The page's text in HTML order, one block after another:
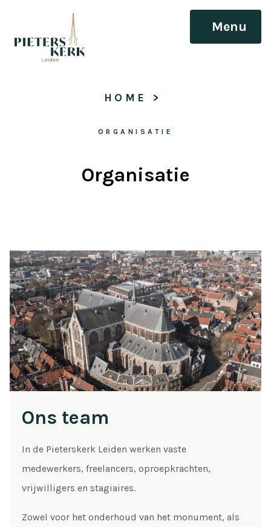
Menu
HOME >
ORGANISATIE
Organisatie
Ons team
In de Pieterskerk Leiden werken vaste
medewerkers, freelancers, oproepkrachten,
vrijwilligers en stagiaires.
Zowel voor het onderhoud van het monument, als